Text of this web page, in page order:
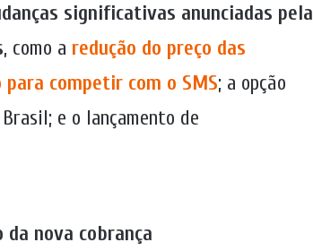
significativas anunciadas pela
, como a redução do preço das
competir com o SMS; a opção
e o lançamento de
nova cobrança